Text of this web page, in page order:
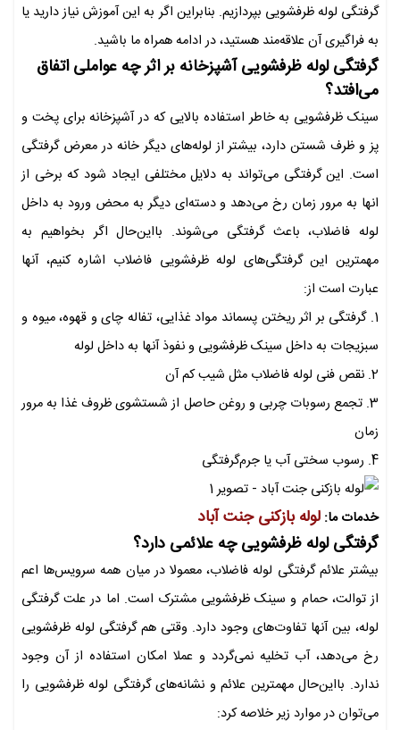
گرفتگی لوله ظرفشویی بپردازیم. بنابراین اگر به این آموزش نیاز دارید یا
به فراگیری آن علاقه‌مند هستید، در ادامه همراه ما باشید.
گرفتگی لوله ظرفشویی آشپزخانه بر اثر چه عواملی اتفاق
می‌افتد؟
سینک ظرفشویی به خاطر استفاده بالایی که در آشپزخانه برای پخت و
پز و ظرف شستن دارد، بیشتر از لوله‌های دیگر خانه در معرض گرفتگی
است. این گرفتگی می‌تواند به دلایل مختلفی ایجاد شود که برخی از
انها به مرور زمان رخ می‌دهد و دسته‌ای دیگر به محض ورود به داخل
لوله فاضلاب، باعث گرفتگی می‌شوند. بااین‌حال اگر بخواهیم به
مهمترین این گرفتگی‌های لوله ظرفشویی فاضلاب اشاره کنیم، آنها
عبارت است از:
1. گرفتگی بر اثر ریختن پسماند مواد غذایی، تفاله چای و قهوه، میوه و
سبزیجات به داخل سینک ظرفشویی و نفوذ آنها به داخل لوله
2. نقص فنی لوله فاضلاب مثل شیب کم آن
3. تجمع رسوبات چربی و روغن حاصل از شستشوی ظروف غذا به مرور
زمان
4. رسوب سختی آب یا جرم‌گرفتگی
خدمات ما: لوله بازکنی جنت آباد
گرفتگی لوله ظرفشویی چه علائمی دارد؟
بیشتر علائم گرفتگی لوله فاضلاب، معمولا در میان همه سرویس‌ها اعم
از توالت، حمام و سینک ظرفشویی مشترک است. اما در علت گرفتگی
لوله، بین آنها تفاوت‌های وجود دارد. وقتی هم گرفتگی لوله ظرفشویی
رخ می‌دهد، آب تخلیه نمی‌گردد و عملا امکان استفاده از آن وجود
ندارد. بااین‌حال مهمترین علائم و نشانه‌های گرفتگی لوله ظرفشویی را
می‌توان در موارد زیر خلاصه کرد: